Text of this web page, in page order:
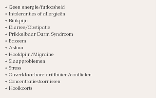
* Geen energie/futloosheid
* Intoleranties of allergieën
* Buikpijn
* Diarree/Obstipatie
* Prikkelbaar Darm Syndroom
* Eczeem
* Astma
* Hoofdpijn/Migraine
* Slaapproblemen
* Stress
* Onverklaarbare driftbuien/conflicten
* Concentratiestoornissen
* Hooikoorts